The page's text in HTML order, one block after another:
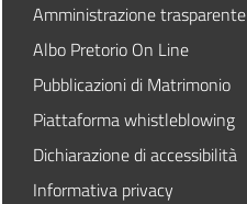
Amministrazione trasparente
Albo Pretorio On Line
Pubblicazioni di Matrimonio
Piattaforma whistleblowing
Dichiarazione di accessibilità
Informativa privacy